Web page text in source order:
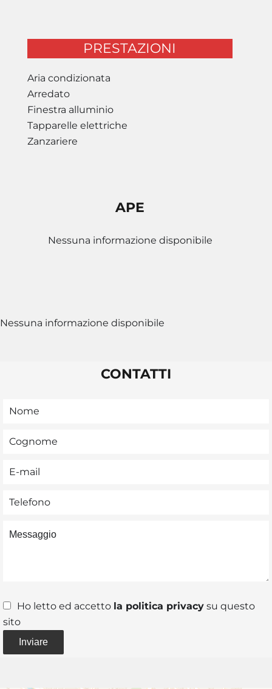
PRESTAZIONI
Aria condizionata
Arredato
Finestra alluminio
Tapparelle elettriche
Zanzariere
APE
Nessuna informazione disponibile
Nessuna informazione disponibile
CONTATTI
Ho letto ed accetto la politica privacy su questo
sito
Inviare